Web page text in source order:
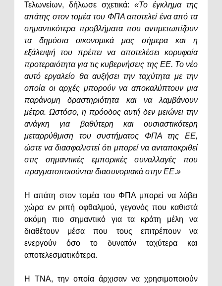
Τελωνείων, δήλωσε σχετικά: «Το έγκλημα της
απάτης στον τομέα του ΦΠΑ αποτελεί ένα από τα
σημαντικότερα προβλήματα που αντιμετωπίζουν
τα δημόσια οικονομικά μας σήμερα και η
εξάλειψή του πρέπει να αποτελέσει κορυφαία
προτεραιότητα για τις κυβερνήσεις της ΕΕ. Το νέο
αυτό εργαλείο θα αυξήσει την ταχύτητα με την
οποία οι αρχές μπορούν να αποκαλύπτουν μια
παράνομη δραστηριότητα και να λαμβάνουν
μέτρα. Ωστόσο, η πρόοδος αυτή δεν μειώνει την
ανάγκη για βαθύτερη και ουσιαστικότερη
μεταρρύθμιση του συστήματος ΦΠΑ της ΕΕ,
ώστε να διασφαλιστεί ότι μπορεί να ανταποκριθεί
στις σημαντικές εμπορικές συναλλαγές που
πραγματοποιούνται διασυνοριακά στην ΕΕ.»
Η απάτη στον τομέα του ΦΠΑ μπορεί να λάβει
χώρα εν ριπή οφθαλμού, γεγονός που καθιστά
ακόμη πιο σημαντικό για τα κράτη μέλη να
διαθέτουν μέσα που τους επιτρέπουν να
ενεργούν όσο το δυνατόν ταχύτερα και
αποτελεσματικότερα.
Η TNA, την οποία άρχισαν να χρησιμοποιούν